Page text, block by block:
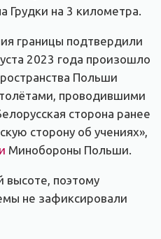
Грудки на 3 километра.
границы подтвердили
2023 года произошло
Польши
проводившими
сторона ранее
сторону об учениях»,
Минобороны Польши.
высоте, поэтому
не зафиксировали